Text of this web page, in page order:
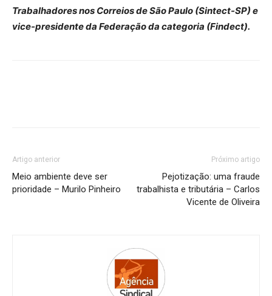
Trabalhadores nos Correios de São Paulo (Sintect-SP) e
vice-presidente da Federação da categoria (Findect).
Artigo anterior
Meio ambiente deve ser
prioridade – Murilo Pinheiro
Próximo artigo
Pejotização: uma fraude
trabalhista e tributária – Carlos
Vicente de Oliveira